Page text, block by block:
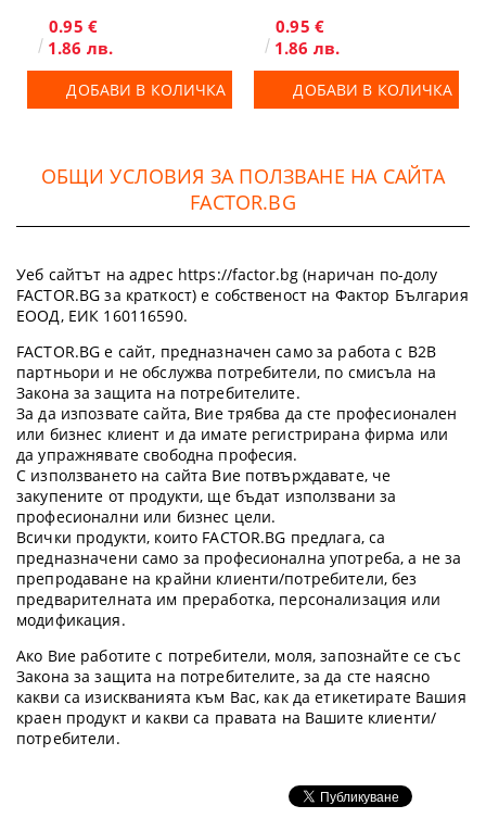
0.95 €
1.86 лв.
ДОБАВИ В КОЛИЧКА
0.95 €
1.86 лв.
ДОБАВИ В КОЛИЧКА
ОБЩИ УСЛОВИЯ ЗА ПОЛЗВАНЕ НА САЙТА
FACTOR.BG
Уеб сайтът на адрес https://factor.bg (наричан по-долу
FACTOR.BG за краткост) е собственост на Фактор България
ЕООД, ЕИК 160116590.
FACTOR.BG е сайт, предназначен само за работа с B2B
партньори и не обслужва потребители, по смисъла на
Закона за защита на потребителите.
За да изпозвате сайта, Вие трябва да сте професионален
или бизнес клиент и да имате регистрирана фирма или
да упражнявате свободна професия.
С използването на сайта Вие потвърждавате, че
закупените от продукти, ще бъдат използвани за
професионални или бизнес цели.
Всички продукти, които FACTOR.BG предлага, са
предназначени само за професионална употреба, а не за
препродаване на крайни клиенти/потребители, без
предварителната им преработка, персонализация или
модификация.
Ако Вие работите с потребители, моля, запознайте се със
Закона за защита на потребителите, за да сте наясно
какви са изискванията към Вас, как да етикетирате Вашия
краен продукт и какви са правата на Вашите клиенти/
потребители.